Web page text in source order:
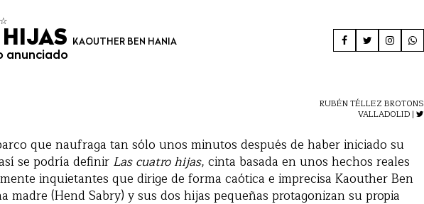
HIJAS KAOUTHER BEN HANIA
anunciado
RUBÉN TÉLLEZ BROTONS
VALLADOLID |
que naufraga tan sólo unos minutos después de haber iniciado su
se podría definir Las cuatro hijas, cinta basada en unos hechos reales
inquietantes que dirige de forma caótica e imprecisa Kaouther Ben
madre (Hend Sabry) y sus dos hijas pequeñas protagonizan su propia